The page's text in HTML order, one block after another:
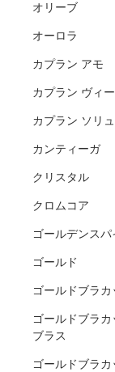
オリーブ
オーロラ
カプラン アモ
カプラン ヴィ
カプラン ソリ
カンティーガ
クリスタル
クロムコア
ゴールデンスパ
ゴールド
ゴールドブラカ
ゴールドブラ
ブラス
ゴールドブラ